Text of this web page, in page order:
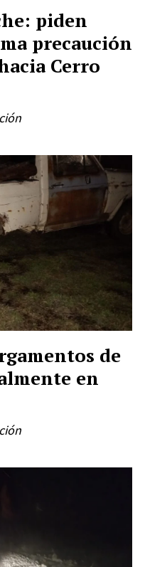
piden
precaución
Cerro
de
en